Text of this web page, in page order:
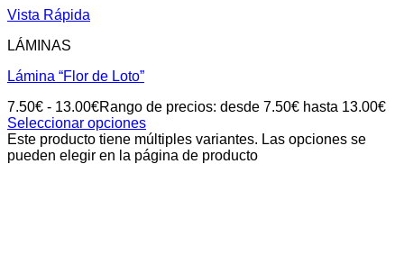
Vista Rápida
LÁMINAS
Lámina “Flor de Loto”
7.50€ - 13.00€Rango de precios: desde 7.50€ hasta 13.00€
Seleccionar opciones
Este producto tiene múltiples variantes. Las opciones se
pueden elegir en la página de producto